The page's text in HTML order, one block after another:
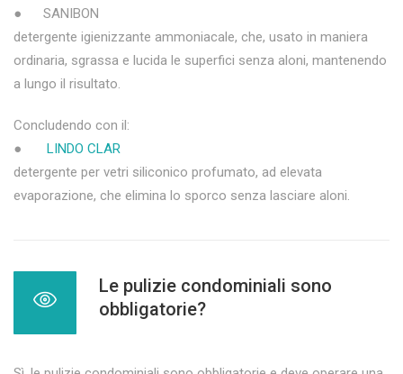
● SANIBON
detergente igienizzante ammoniacale, che, usato in maniera
ordinaria, sgrassa e lucida le superfici senza aloni, mantenendo
a lungo il risultato.
Concludendo con il:
●
LINDO CLAR
detergente per vetri siliconico profumato, ad elevata
evaporazione, che elimina lo sporco senza lasciare aloni.
Le pulizie condominiali sono
obbligatorie?